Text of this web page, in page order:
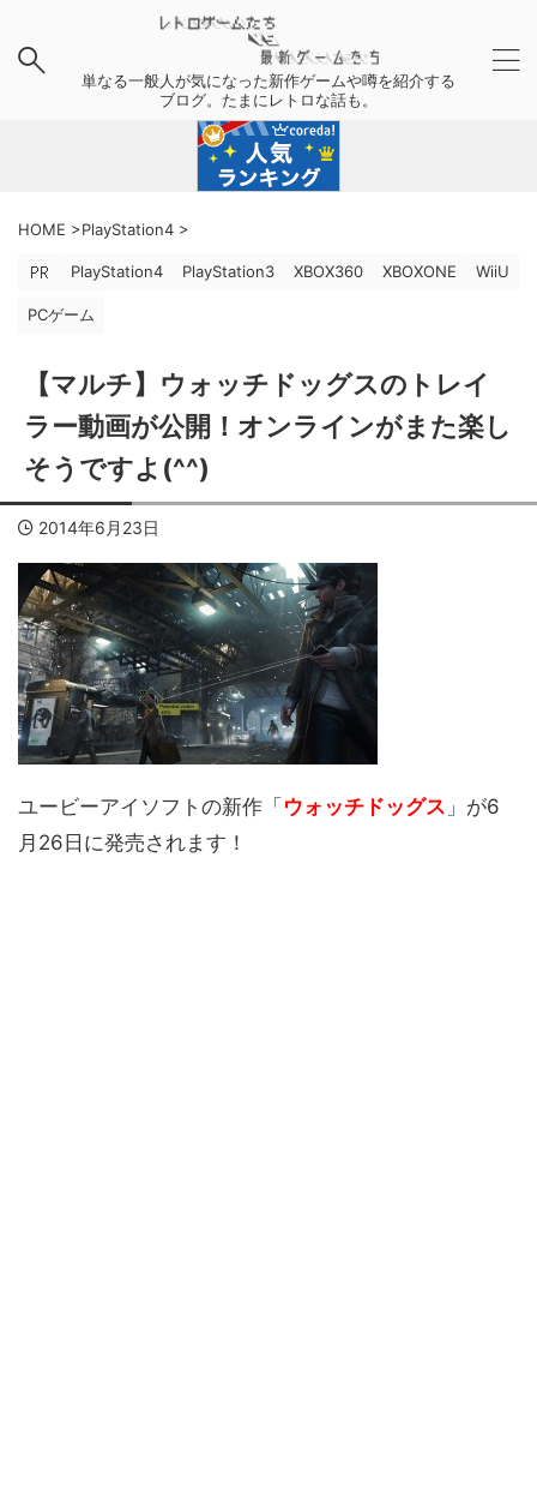
単なる一般人が気になった新作ゲームや噂を紹介する
ブログ。たまにレトロな話も。
HOME >PlayStation4 >
PlayStation4 PlayStation3 XBOX360 XBOXONE WiiU
PCゲーム
【マルチ】ウォッチドッグスのトレイ
ラー動画が公開！オンラインがまた楽し
そうですよ(^^)
2014年6月23日
ユービーアイソフトの新作「 ウォッチドッグス 」が6
月26日に発売されます！